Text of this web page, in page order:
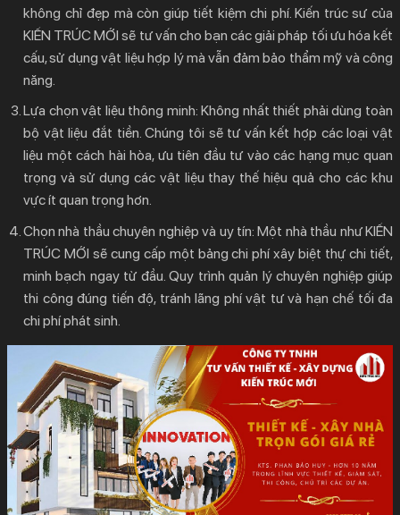
không chỉ đẹp mà còn giúp tiết kiệm chi phí. Kiến trúc sư của
KIẾN TRÚC MỚI sẽ tư vấn cho bạn các giải pháp tối ưu hóa kết
cấu, sử dụng vật liệu hợp lý mà vẫn đảm bảo thẩm mỹ và công
năng.
Lựa chọn vật liệu thông minh: Không nhất thiết phải dùng toàn
bộ vật liệu đắt tiền. Chúng tôi sẽ tư vấn kết hợp các loại vật
liệu một cách hài hòa, ưu tiên đầu tư vào các hạng mục quan
trọng và sử dụng các vật liệu thay thế hiệu quả cho các khu
vực ít quan trọng hơn.
Chọn nhà thầu chuyên nghiệp và uy tín: Một nhà thầu như KIẾN
TRÚC MỚI sẽ cung cấp một bảngchi phí xây biệt thựchi tiết,
minh bạch ngay từ đầu. Quy trình quản lý chuyên nghiệp giúp
thi công đúng tiến độ, tránh lãng phí vật tư và hạn chế tối đa
chi phí phát sinh.